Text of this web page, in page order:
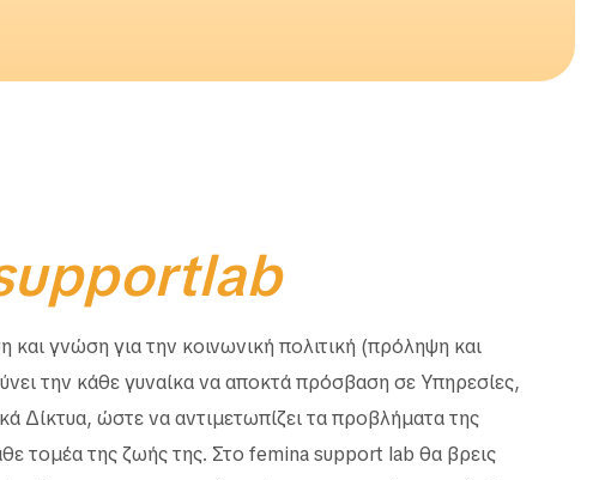
γνώση για την κοινωνική πολιτική (πρόληψη και
την κάθε γυναίκα να αποκτά πρόσβαση σε Υπηρεσίες,
Δίκτυα, ώστε να αντιμετωπίζει τα προβλήματα της
τομέα της ζωής της. Στο femina support lab θα βρεις